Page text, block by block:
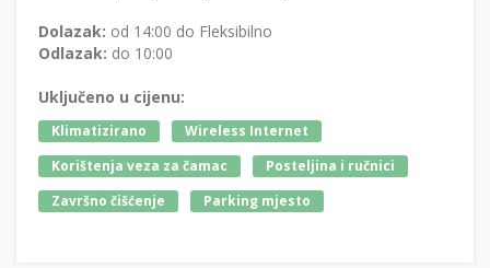
Dolazak: od 14:00 do Fleksibilno
Odlazak: do 10:00
Uključeno u cijenu:
Klimatizirano
Wireless Internet
Korištenja veza za čamac
Posteljina i ručnici
Završno čišćenje
Parking mjesto